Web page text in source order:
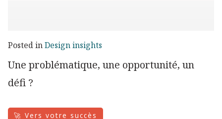
Posted inDesign insights
Une problématique, une opportunité, un
défi ?
🚀 Vers votre succès